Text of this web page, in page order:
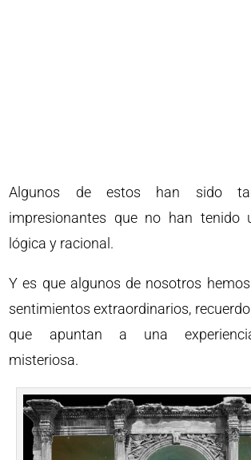
Algunos de estos han sido
impresionantes que no han tenido
lógica y racional.
Y es que algunos de nosotros
sentimientos extraordinarios,
que apuntan a una
misteriosa.